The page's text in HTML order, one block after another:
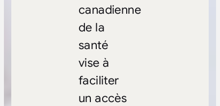
canadienne
de la
santé
vise à
faciliter
un accès